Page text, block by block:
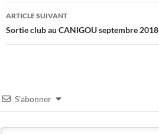
articles
ARTICLE SUIVANT
Sortie club au CANIGOU septembre 2018
S’abonner